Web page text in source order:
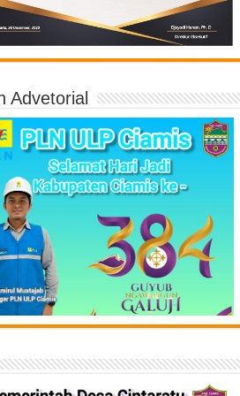
Advetorial